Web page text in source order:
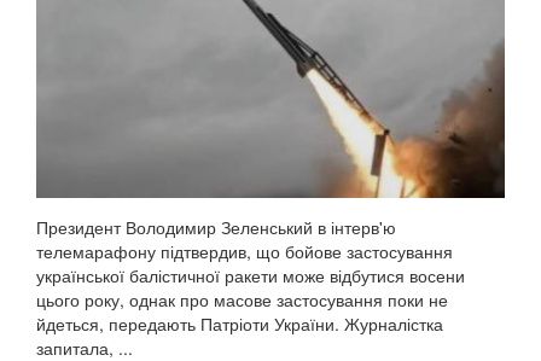
Президент Володимир Зеленський в інтерв'ю
телемарафону підтвердив, що бойове застосування
української балістичної ракети може відбутися восени
цього року, однак про масове застосування поки не
йдеться, передають Патріоти України. Журналістка
запитала, ...